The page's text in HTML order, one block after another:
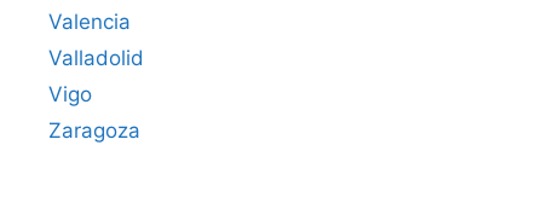
Valencia
Valladolid
Vigo
Zaragoza